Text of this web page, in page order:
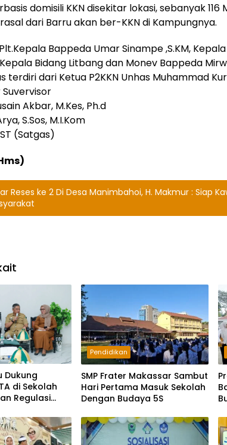
domisili KKN disekitar lokasi, sebanyak 116
dari Barru akan ber-KKN di Kampungnya.
Bappeda Umar Sinampe ,S.KM,
Bidang Litbang dan Monev Bappeda
terdiri dari Ketua P2KKN Unhas Muhammad
Akbar, M.Kes, Ph.d
S.Sos, M.I.Kom
(Satgas)
Reses ke 2 Di Desa Manimbahoi, H. Makmur : Siap
Dukung
di Sekolah
Regulasi
Pendidikan
SMP Frater Makassar Sambut
Hari Pertama Masuk Sekolah
Dengan Budaya 5S